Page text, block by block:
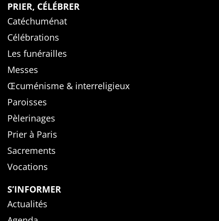
PRIER, CÉLÉBRER
Catéchuménat
Célébrations
Les funérailles
Messes
Œcuménisme & interreligieux
Paroisses
Pèlerinages
Prier à Paris
Sacrements
Vocations
S’INFORMER
Actualités